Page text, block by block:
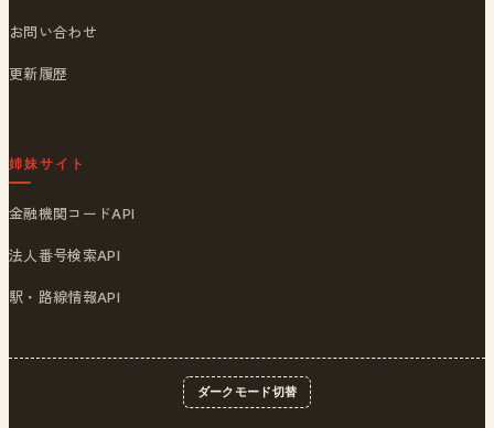
お問い合わせ
更新履歴
姉妹サイト
金融機関コードAPI
法人番号検索API
駅・路線情報API
ダークモード切替